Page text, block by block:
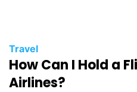
Travel
How Can I Hold a
Airlines?